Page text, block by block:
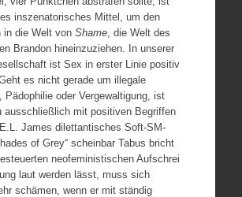
inszenatorisches Mittel, um den
in die Welt von Shame, die Welt des
Brandon hineinzuziehen. In unserer
ist Sex in erster Linie positiv
es nicht gerade um illegale
Pädophilie oder Vergewaltigung, ist
ausschließlich mit positiven Begriffen
James dilettantisches Soft-SM-
of Grey“ scheinbar Tabus bricht
neofeministischen Aufschrei
laut werden lässt, muss sich
schämen, wenn er mit ständig